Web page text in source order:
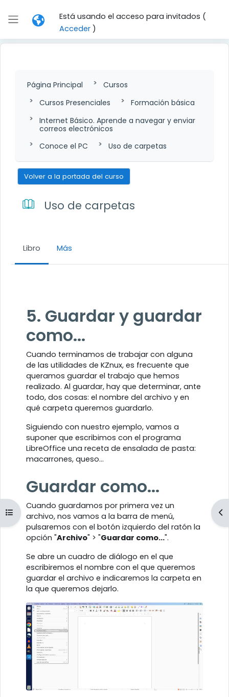
Panel lateral
Está usando el acceso para invitados (
Acceder)
Abrir índice del curso
Página Principal
Cursos
Cursos Presenciales
Formación básica
Internet Básico. Aprende a navegar y enviar
correos electrónicos
Conoce el PC
Uso de carpetas
Volver a la portada del curso
Uso de carpetas
Libro Más
5. Guardar y guardar
como...
Cuando terminamos de trabajar con alguna
de las utilidades de KZnux, es frecuente que
queramos guardar el trabajo que hemos
realizado. Al guardar, hay que determinar, ante
todo, dos cosas: el nombre del archivo y en
qué carpeta queremos guardarlo.
Siguiendo con nuestro ejemplo, vamos a
suponer que escribimos con el programa
LibreOffice una receta de ensalada de pasta:
macarrones, queso...
Guardar como...
Cuando guardamos por primera vez un
archivo, nos vamos a la barra de menú,
pulsaremos con el botón izquierdo del ratón la
opción "Archivo" > "Guardar como...".
Se abre un cuadro de diálogo en el que
escribiremos el nombre con el que queremos
guardar el archivo e indicaremos la carpeta en
la que queremos dejarlo.